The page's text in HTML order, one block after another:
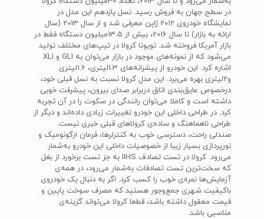
در سطح جهان به فروش رسید. نسل یازدهم این مدل در
نمایشگاه خودروی 2012 ژاپن معرفی شد و از سال 2013 (سال
ارائه به بازار) تا سال 2016، بیش از 13.5میلیون دستگاه فقط در
بازار آمریکا فروخته شد. تویوتا کرولا در تیپ‌های مختلف تولید
می‌شود که از نمونه‌های موجود در بازار می‌توان به GLI و XLI
اشاره کرد. این خودرو از پیشرانه‌های 1.3لیتری، 1.6لیتری
و2لیتری بهره می‌برد. این مدل کرولا نسبت به نسل قبلی خود،
درخصوص عایق‌بندی اتاق دربرابر صدای بیرون، پیشرفت خوبی
داشته است و کاملا می‌توان رانندگی در سکوت را در آن تجربه
کرد. در طراحی داخلی این خودرو تغییرات زیادی داده‌اند و دیگر از
طراحی ناهماهنگ و ساده‌ی کرولاهای قبلی خبری نیست.
صندلی راحت، دسترسی خوب به کنترلرها، فرمان ارگونومیک و
نورپردازی بسیار زیبا از خصوصیات داخلی این خودرو به‌شمار
می‌رود. کرولا در تست تصادف IIHS به جز تست برخورد از بغل
که سخت‌ترین تست تصادفات به‌شمار می‌رود، در همه‌ی
آزمایش‌ها نمره‌ی خوب را کسب کرد. اگر به دنبال یک خودروی
باکیفیت شهری جمع‌وجور هستید که مصرف سوخت پایین و
قیمت معقول داشته باشد، قطعا کرولا می‌تواند گزینه‌ی
مناسبی باشد.